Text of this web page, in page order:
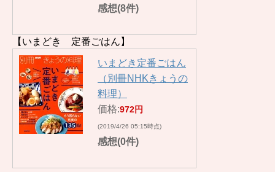
感想(8件)
【いまどき 定番ごはん】
いまどき定番ごはん
（別冊NHKきょうの
料理）
価格:972円
(2019/4/26 05:15時点)
感想(0件)